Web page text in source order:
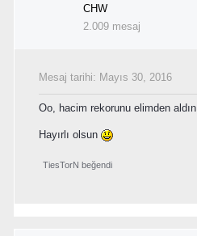
CHW
2.009 mesaj
Mesaj tarihi: Mayıs 30, 2016
Oo, hacim rekorunu elimden aldın.
Hayırlı olsun
TiesTorN beğendi